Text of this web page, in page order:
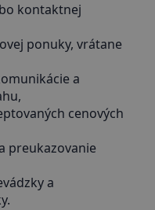
kontaktnej
ponuky, vrátane
a
cenových
preukazovanie
a